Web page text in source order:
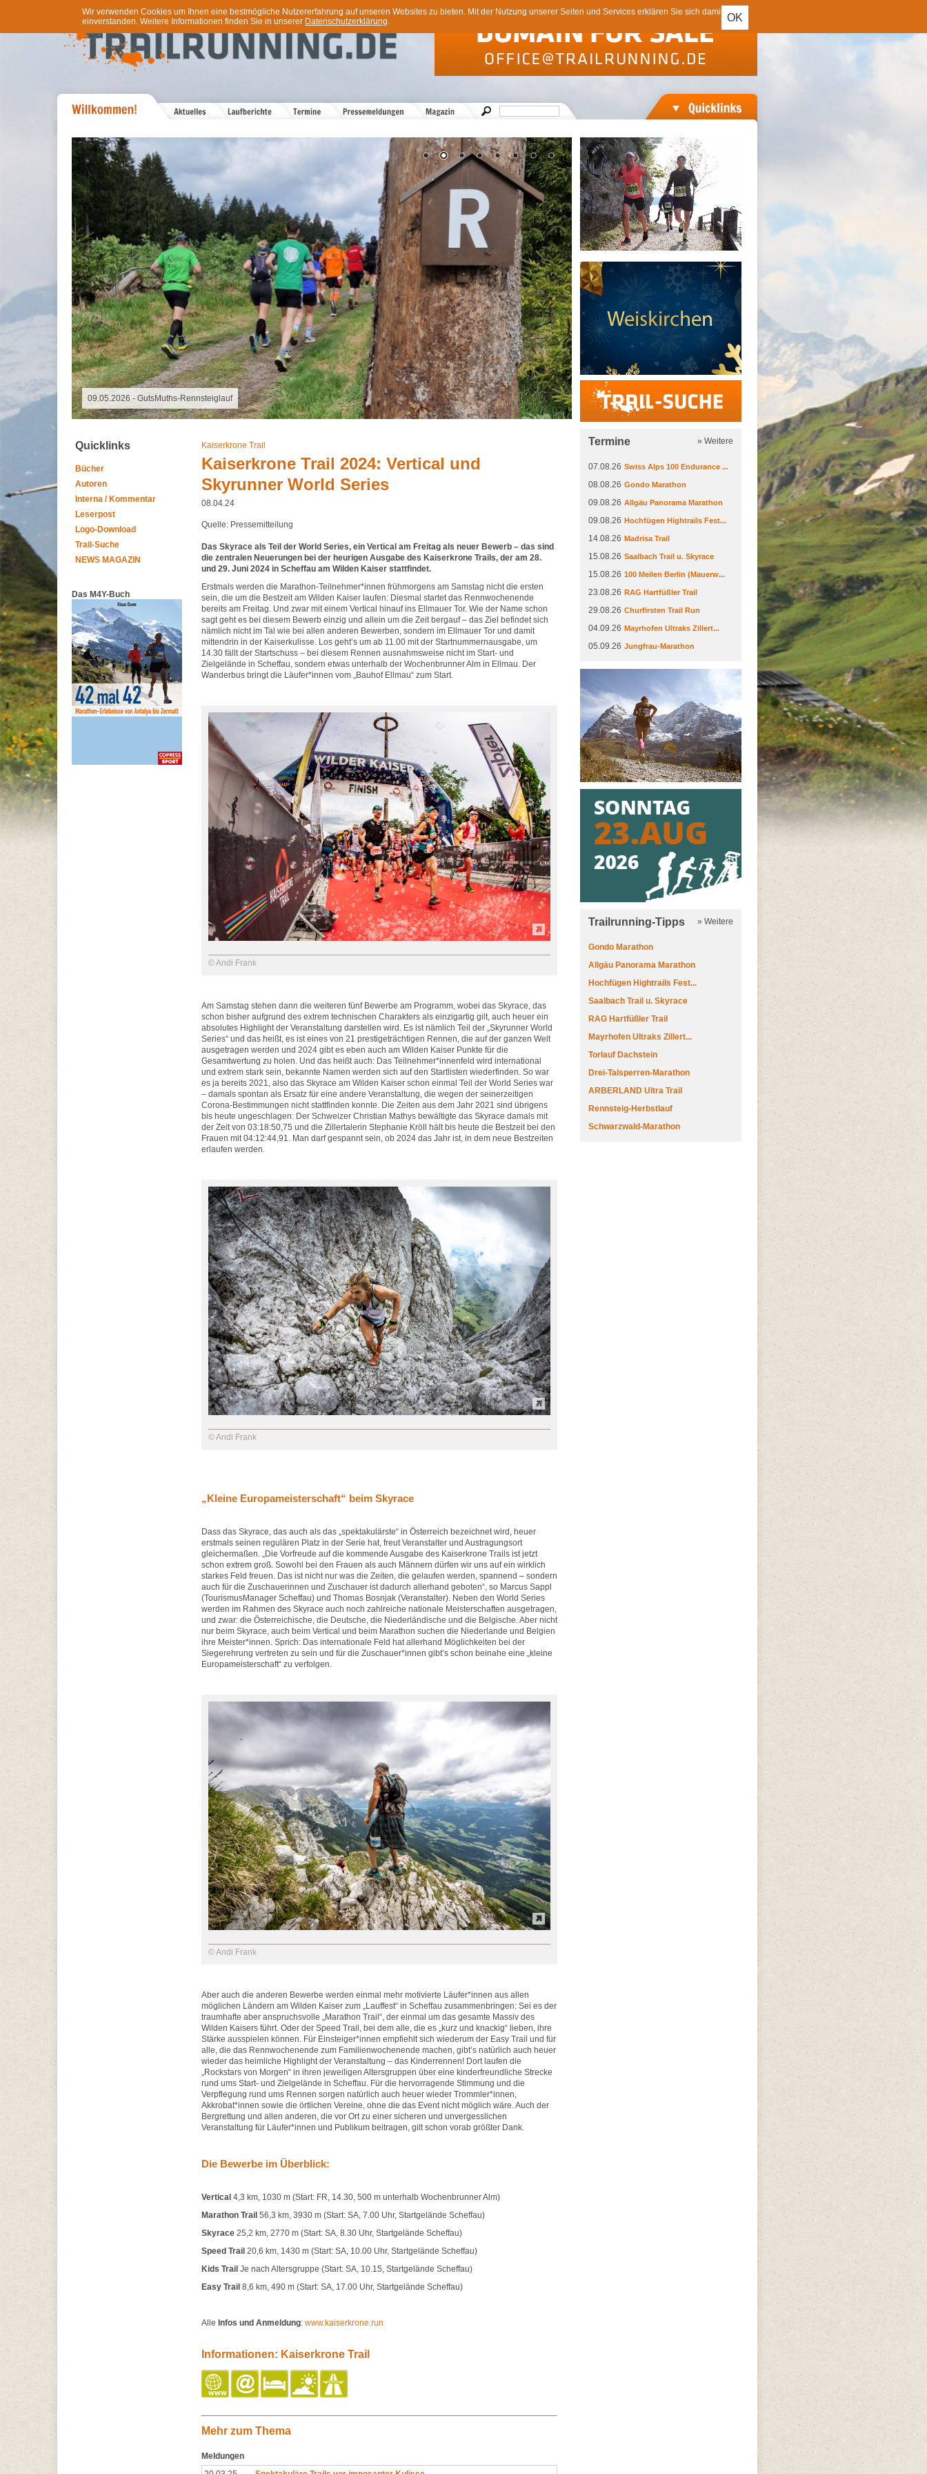
OK
Wir verwenden Cookies um Ihnen eine bestmögliche Nutzererfahrung auf unseren Websites zu bieten. Mit der Nutzung unserer Seiten und Services erklären Sie sich damit
einverstanden. Weitere Informationen finden Sie in unserer Datenschutzerklärung.
07.08.2026 - Special Event
Trail-Suche
Quicklinks
Bücher
Autoren
Interna / Kommentar
Leserpost
Logo-Download
Trail-Suche
NEWS MAGAZIN
Das M4Y-Buch
Kaiserkrone Trail
Kaiserkrone Trail 2024: Vertical und
Skyrunner World Series
08.04.24
Quelle: Pressemitteilung
Das Skyrace als Teil der World Series, ein Vertical am Freitag als neuer Bewerb – das sind
die zentralen Neuerungen bei der heurigen Ausgabe des Kaiserkrone Trails, der am 28.
und 29. Juni 2024 in Scheffau am Wilden Kaiser stattfindet.
Erstmals werden die Marathon-Teilnehmer*innen frühmorgens am Samstag nicht die ersten
sein, die um die Bestzeit am Wilden Kaiser laufen: Diesmal startet das Rennwochenende
bereits am Freitag. Und zwar mit einem Vertical hinauf ins Ellmauer Tor. Wie der Name schon
sagt geht es bei diesem Bewerb einzig und allein um die Zeit bergauf – das Ziel befindet sich
nämlich nicht im Tal wie bei allen anderen Bewerben, sondern im Ellmauer Tor und damit
mittendrin in der Kaiserkulisse. Los geht’s um ab 11.00 mit der Startnummernausgabe, um
14.30 fällt der Startschuss – bei diesem Rennen ausnahmsweise nicht im Start- und
Zielgelände in Scheffau, sondern etwas unterhalb der Wochenbrunner Alm in Ellmau. Der
Wanderbus bringt die Läufer*innen vom „Bauhof Ellmau“ zum Start.
© Andi Frank
Am Samstag stehen dann die weiteren fünf Bewerbe am Programm, wobei das Skyrace, das
schon bisher aufgrund des extrem technischen Charakters als einzigartig gilt, auch heuer ein
absolutes Highlight der Veranstaltung darstellen wird. Es ist nämlich Teil der „Skyrunner World
Series“ und das heißt, es ist eines von 21 prestigeträchtigen Rennen, die auf der ganzen Welt
ausgetragen werden und 2024 gibt es eben auch am Wilden Kaiser Punkte für die
Gesamtwertung zu holen. Und das heißt auch: Das Teilnehmer*innenfeld wird international
und extrem stark sein, bekannte Namen werden sich auf den Startlisten wiederfinden. So war
es ja bereits 2021, also das Skyrace am Wilden Kaiser schon einmal Teil der World Series war
– damals spontan als Ersatz für eine andere Veranstaltung, die wegen der seinerzeitigen
Corona-Bestimmungen nicht stattfinden konnte. Die Zeiten aus dem Jahr 2021 sind übrigens
bis heute ungeschlagen: Der Schweizer Christian Mathys bewältigte das Skyrace damals mit
der Zeit von 03:18:50,75 und die Zillertalerin Stephanie Kröll hält bis heute die Bestzeit bei den
Frauen mit 04:12:44,91. Man darf gespannt sein, ob 2024 das Jahr ist, in dem neue Bestzeiten
erlaufen werden.
© Andi Frank
„Kleine Europameisterschaft“ beim Skyrace
Dass das Skyrace, das auch als das „spektakulärste“ in Österreich bezeichnet wird, heuer
erstmals seinen regulären Platz in der Serie hat, freut Veranstalter und Austragungsort
gleichermaßen. „Die Vorfreude auf die kommende Ausgabe des Kaiserkrone Trails ist jetzt
schon extrem groß. Sowohl bei den Frauen als auch Männern dürfen wir uns auf ein wirklich
starkes Feld freuen. Das ist nicht nur was die Zeiten, die gelaufen werden, spannend – sondern
auch für die Zuschauerinnen und Zuschauer ist dadurch allerhand geboten“, so Marcus Sappl
(TourismusManager Scheffau) und Thomas Bosnjak (Veranstalter). Neben den World Series
werden im Rahmen des Skyrace auch noch zahlreiche nationale Meisterschaften ausgetragen,
und zwar: die Österreichische, die Deutsche, die Niederländische und die Belgische. Aber nicht
nur beim Skyrace, auch beim Vertical und beim Marathon suchen die Niederlande und Belgien
ihre Meister*innen. Sprich: Das internationale Feld hat allerhand Möglichkeiten bei der
Siegerehrung vertreten zu sein und für die Zuschauer*innen gibt’s schon beinahe eine „kleine
Europameisterschaft“ zu verfolgen.
© Andi Frank
Aber auch die anderen Bewerbe werden einmal mehr motivierte Läufer*innen aus allen
möglichen Ländern am Wilden Kaiser zum „Lauffest“ in Scheffau zusammenbringen: Sei es der
traumhafte aber anspruchsvolle „Marathon Trail“, der einmal um das gesamte Massiv des
Wilden Kaisers führt. Oder der Speed Trail, bei dem alle, die es „kurz und knackig“ lieben, ihre
Stärke ausspielen können. Für Einsteiger*innen empfiehlt sich wiederum der Easy Trail und für
alle, die das Rennwochenende zum Familienwochenende machen, gibt’s natürlich auch heuer
wieder das heimliche Highlight der Veranstaltung – das Kinderrennen! Dort laufen die
„Rockstars von Morgen“ in ihren jeweiligen Altersgruppen über eine kinderfreundliche Strecke
rund ums Start- und Zielgelände in Scheffau. Für die hervorragende Stimmung und die
Verpflegung rund ums Rennen sorgen natürlich auch heuer wieder Trommler*innen,
Akkrobat*innen sowie die örtlichen Vereine, ohne die das Event nicht möglich wäre. Auch der
Bergrettung und allen anderen, die vor Ort zu einer sicheren und unvergesslichen
Veranstaltung für Läufer*innen und Publikum beitragen, gilt schon vorab größter Dank.
Die Bewerbe im Überblick:
Vertical 4,3 km, 1030 m (Start: FR, 14.30, 500 m unterhalb Wochenbrunner Alm)
Marathon Trail 56,3 km, 3930 m (Start: SA, 7.00 Uhr, Startgelände Scheffau)
Skyrace 25,2 km, 2770 m (Start: SA, 8.30 Uhr, Startgelände Scheffau)
Speed Trail 20,6 km, 1430 m (Start: SA, 10.00 Uhr, Startgelände Scheffau)
Kids Trail Je nach Altersgruppe (Start: SA, 10.15, Startgelände Scheffau)
Easy Trail 8,6 km, 490 m (Start: SA, 17.00 Uhr, Startgelände Scheffau)
Alle Infos und Anmeldung: www.kaiserkrone.run
Informationen: Kaiserkrone Trail
Mehr zum Thema
Meldungen
Termine » Weitere
07.08.26 Swiss Alps 100 Endurance ...
08.08.26 Gondo Marathon
09.08.26 Allgäu Panorama Marathon
09.08.26 Hochfügen Hightrails Fest...
14.08.26 Madrisa Trail
15.08.26 Saalbach Trail u. Skyrace
15.08.26 100 Meilen Berlin (Mauerw...
23.08.26 RAG Hartfüßler Trail
29.08.26 Churfirsten Trail Run
04.09.26 Mayrhofen Ultraks Zillert...
05.09.26 Jungfrau-Marathon
Trailrunning-Tipps » Weitere
Gondo Marathon
Allgäu Panorama Marathon
Hochfügen Hightrails Fest...
Saalbach Trail u. Skyrace
RAG Hartfüßler Trail
Mayrhofen Ultraks Zillert...
Torlauf Dachstein
Drei-Talsperren-Marathon
ARBERLAND Ultra Trail
Rennsteig-Herbstlauf
Schwarzwald-Marathon